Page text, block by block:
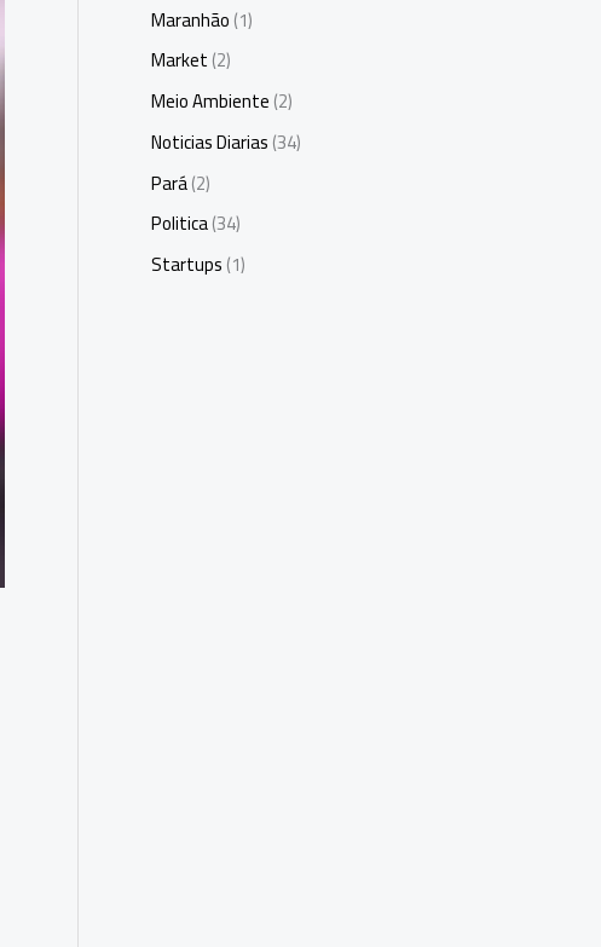
Maranhão(1)
Market(2)
Meio Ambiente(2)
Noticias Diarias(34)
Pará(2)
Politica(34)
Startups(1)